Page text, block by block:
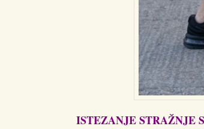
ISTEZANJE STRAŽNJE